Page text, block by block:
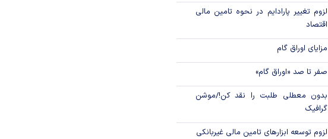
لزوم تغییر پارادایم در نحوه تامین مالی
اقتصاد
مزایای اوراق گام
صفر تا صد «اوراق گام»
بدون معطلی طلبت را نقد کن!/موشن
گرافیک
لزوم توسعه ابزارهای تامین مالی غیربانکی